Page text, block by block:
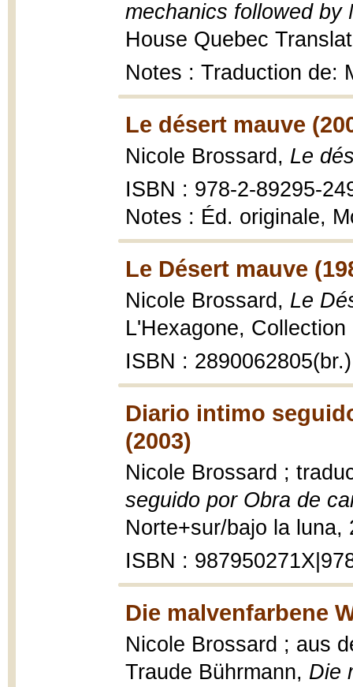
mechanics followed by
House Quebec
Notes : Traduction de:
Le désert mauve
Nicole Brossard, Le
ISBN : 978-2-89295-
Notes : Éd. originale,
Le Désert mauve
Nicole Brossard, Le
L'Hexagone,
ISBN : 2890062805(br.)
Diario intimo
(2003)
Nicole Brossard ;
seguido por Obra de
Norte+sur/bajo la
ISBN :
Die malvenfarbene
Nicole Brossard ; aus
Traude Bührmann, Die